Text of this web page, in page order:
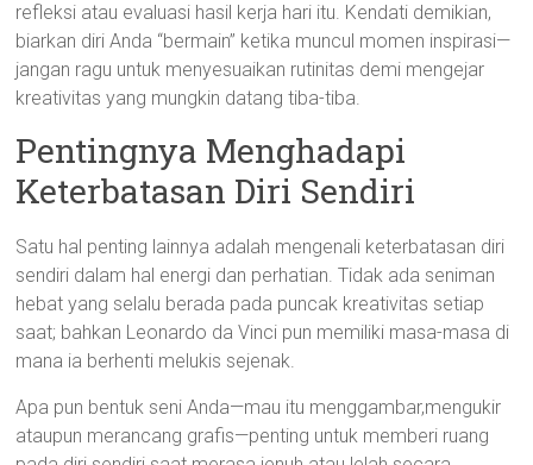
refleksi atau evaluasi hasil kerja hari itu. Kendati demikian,
biarkan diri Anda “bermain” ketika muncul momen inspirasi—
jangan ragu untuk menyesuaikan rutinitas demi mengejar
kreativitas yang mungkin datang tiba-tiba.
Pentingnya Menghadapi
Keterbatasan Diri Sendiri
Satu hal penting lainnya adalah mengenali keterbatasan diri
sendiri dalam hal energi dan perhatian. Tidak ada seniman
hebat yang selalu berada pada puncak kreativitas setiap
saat; bahkan Leonardo da Vinci pun memiliki masa-masa di
mana ia berhenti melukis sejenak.
Apa pun bentuk seni Anda—mau itu menggambar,mengukir
ataupun merancang grafis—penting untuk memberi ruang